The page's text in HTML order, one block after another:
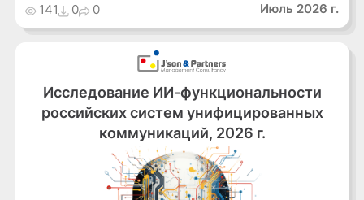
141 0 0 Июль 2026 г.
Исследование ИИ-функциональности
российских систем унифицированных
коммуникаций, 2026 г.